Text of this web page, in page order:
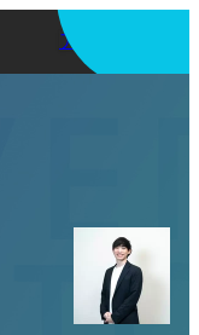
アプリを使う